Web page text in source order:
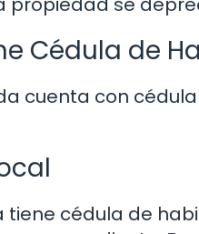
Cédula de
cuenta con
tiene cédula de